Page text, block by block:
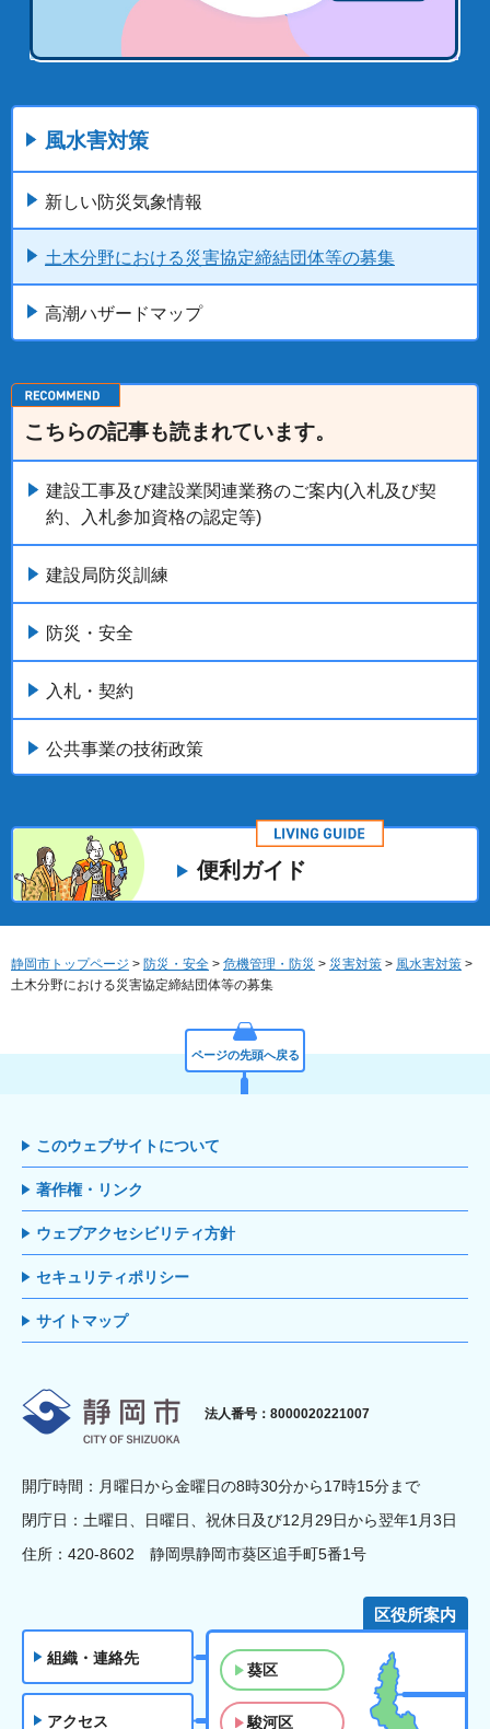
風水害対策
新しい防災気象情報
土木分野における災害協定締結団体等の募集
高潮ハザードマップ
こちらの記事も読まれています。
建設工事及び建設業関連業務のご案内(入札及び契
約、入札参加資格の認定等)
建設局防災訓練
防災・安全
入札・契約
公共事業の技術政策
便利ガイド
静岡市トップページ > 防災・安全 > 危機管理・防災 > 災害対策 > 風水害対策 >
土木分野における災害協定締結団体等の募集
ページの先頭へ戻る
このウェブサイトについて
著作権・リンク
ウェブアクセシビリティ方針
セキュリティポリシー
サイトマップ
静岡市
法人番号：8000020221007
開庁時間：月曜日から金曜日の8時30分から17時15分まで
閉庁日：土曜日、日曜日、祝休日及び12月29日から翌年1月3日
住所：420-8602 静岡県静岡市葵区追手町5番1号
組織・連絡先
アクセス
区役所案内
葵区
駿河区